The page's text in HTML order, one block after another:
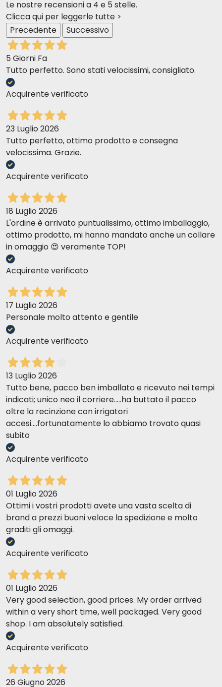
ferrous sulfate monohydrate
35 mg
manganous sulfate
monohydrate 13 mg
potassium iodide 10 mg
copper sulfate pentahydrate
3 mg
Analytical Components.
Protein 11%
crude oils and fats 1.5%
crude fiber 0.5%
crude ash 1%
moisture 85%
86.4 kcal/100 g
Le nostre recensioni a 4 e 5 stelle.
Clicca qui per leggerle tutte >
Precedente
Successivo
5 Giorni Fa
Tutto perfetto. Sono stati velocissimi, consigliato.
Acquirente verificato
23 Luglio 2026
Tutto perfetto, ottimo prodotto e consegna
velocissima. Grazie.
Acquirente verificato
18 Luglio 2026
L'ordine è arrivato puntualissimo, ottimo imballaggio,
ottimo prodotto, mi hanno mandato anche un collare
in omaggio 😍 veramente TOP!
Acquirente verificato
17 Luglio 2026
Personale molto attento e gentile
Acquirente verificato
13 Luglio 2026
Tutto bene, pacco ben imballato e ricevuto nei tempi
indicati; unico neo il corriere.....ha buttato il pacco
oltre la recinzione con irrigatori
accesi....fortunatamente lo abbiamo trovato quasi
subito
Acquirente verificato
01 Luglio 2026
Ottimi i vostri prodotti avete una vasta scelta di
brand a prezzi buoni veloce la spedizione e molto
graditi gli omaggi.
Acquirente verificato
01 Luglio 2026
Very good selection, good prices. My order arrived
within a very short time, well packaged. Very good
shop. I am absolutely satisfied.
Acquirente verificato
26 Giugno 2026